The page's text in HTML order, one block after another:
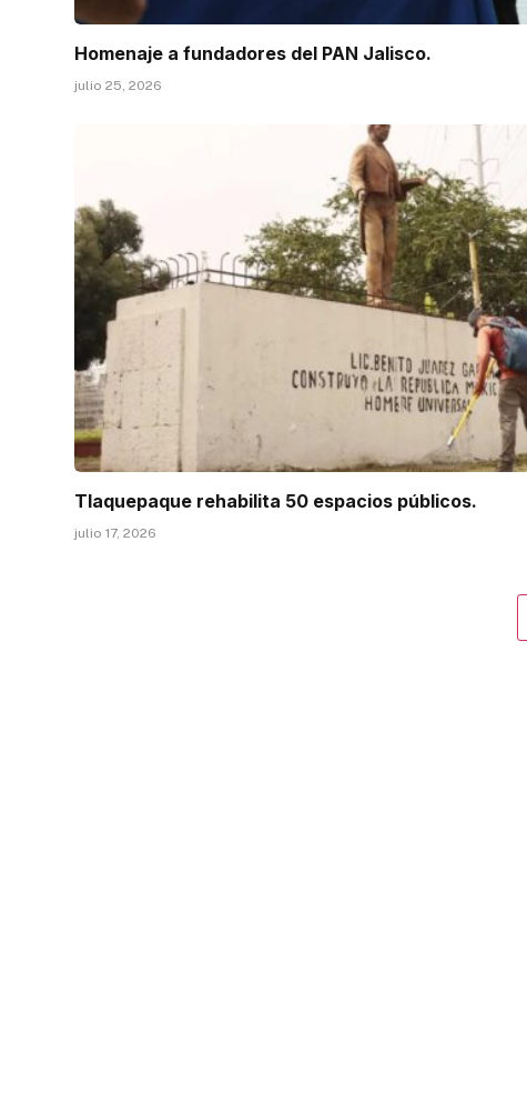
Homenaje a fundadores del PAN Jalisco.
julio 25, 2026
Tlaquepaque rehabilita 50 espacios públicos.
julio 17, 2026